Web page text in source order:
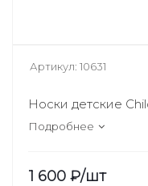
Артикул: 10631
Носки детские
Подробнее
1 600 ₽/шт